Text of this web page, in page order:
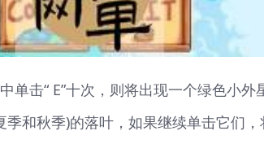
单击“ E”十次，则将出现一个绿色小外
和秋季)的落叶，如果继续单击它们，